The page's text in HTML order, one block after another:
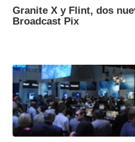
Granite X y Flint, dos
Broadcast Pix